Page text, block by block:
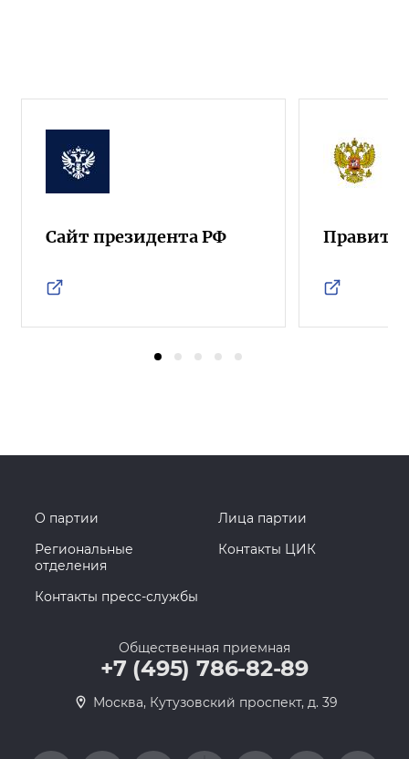
Сайт президента РФ
О партии
Лица партии
Региональные
отделения
Контакты ЦИК
Контакты пресс-службы
Общественная приемная
+7 (495) 786-82-89
Москва, Кутузовский проспект, д. 39